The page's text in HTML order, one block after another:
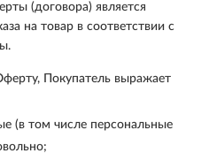
(договора) является
на товар в соответствии с
Покупатель выражает
(в том числе персональные